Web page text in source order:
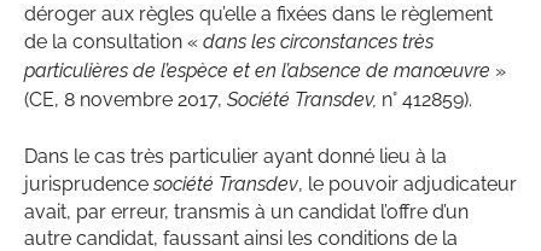
déroger aux règles qu’elle a fixées dans le règlement
de la consultation « dans les circonstances très
particulières de l’espèce et en l’absence de manœuvre »
(CE, 8 novembre 2017, Société Transdev, n° 412859).
Dans le cas très particulier ayant donné lieu à la
jurisprudencesociété Transdev, le pouvoir adjudicateur
avait, par erreur, transmis à un candidat l’offre d’un
autre candidat, faussant ainsi les conditions de la